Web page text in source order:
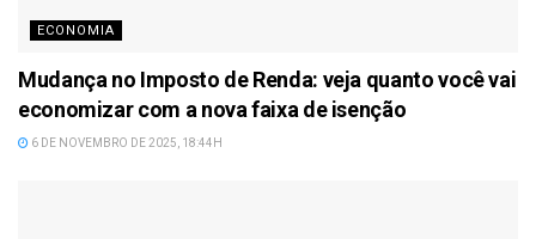
ECONOMIA
Mudança no Imposto de Renda: veja quanto você vai
economizar com a nova faixa de isenção
6 DE NOVEMBRO DE 2025, 18:44H